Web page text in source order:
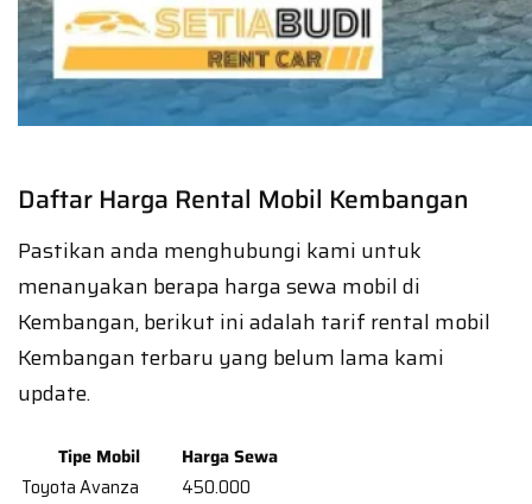
Daftar Harga Rental Mobil Kembangan
Pastikan anda menghubungi kami untuk
menanyakan berapa harga sewa mobil di
Kembangan, berikut ini adalah tarif rental mobil
Kembangan terbaru yang belum lama kami
update.
Tipe Mobil
Harga Sewa
Toyota Avanza
450.000